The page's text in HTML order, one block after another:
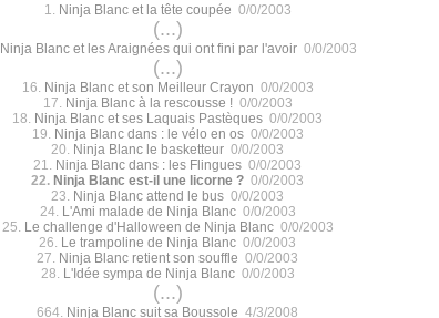
1. Ninja Blanc et la tête coupée 0/0/2003
(...)
Ninja Blanc et les Araignées qui ont fini par l'avoir0/0/2003
(...)
16. Ninja Blanc et son Meilleur Crayon 0/0/2003
17. Ninja Blanc à la rescousse !0/0/2003
18. Ninja Blanc et ses Laquais Pastèques 0/0/2003
19. Ninja Blanc dans : le vélo en os0/0/2003
20. Ninja Blanc le basketteur 0/0/2003
21. Ninja Blanc dans : les Flingues 0/0/2003
22. Ninja Blanc est-il une licorne ? 0/0/2003
23. Ninja Blanc attend le bus 0/0/2003
24. L'Ami malade de Ninja Blanc0/0/2003
25. Le challenge d'Halloween de Ninja Blanc0/0/2003
26. Le trampoline de Ninja Blanc 0/0/2003
27. Ninja Blanc retient son souffle 0/0/2003
28. L'Idée sympa de Ninja Blanc0/0/2003
(...)
664. Ninja Blanc suit sa Boussole 4/3/2008